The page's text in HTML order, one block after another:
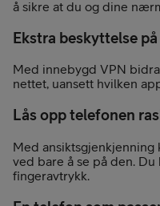
å sikre at du og dine
Ekstra beskyttelse
Med innebygd VPN
nettet, uansett hvilken
Lås opp telefonen
Med
ved bare å se på den.
fingeravtrykk.